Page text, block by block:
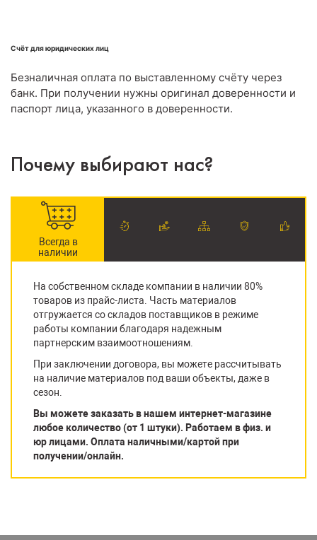
Счёт для юридических лиц
Безналичная оплата по выставленному счёту через
банк. При получении нужны оригинал доверенности и
паспорт лица, указанного в доверенности.
Почему выбирают нас?
Всегда в
наличии
На собственном складе компании в наличии 80%
товаров из прайс-листа. Часть материалов
отгружается со складов поставщиков в режиме
работы компании благодаря надежным
партнерским взаимоотношениям.
При заключении договора, вы можете рассчитывать
на наличие материалов под ваши объекты, даже в
сезон.
Вы можете заказать в нашем интернет-магазине
любое количество (от 1 штуки). Работаем в физ. и
юр лицами. Оплата наличными/картой при
получении/онлайн.